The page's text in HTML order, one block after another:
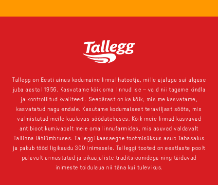
Tallegg on Eesti ainus kodumaine linnulihatootja, mille ajalugu sai alguse
juba aastal 1956. Kasvatame kõik oma linnud ise – vaid nii tagame kindla
ja kontrollitud kvaliteedi. Seepärast on ka kõik, mis me kasvatame,
kasvatatud nagu endale. Kasutame kodumaisest teraviljast sööta, mis
valmistatud meile kuuluvas söödatehases. Kõik meie linnud kasvavad
antibiootikumivabalt meie oma linnufarmides, mis asuvad valdavalt
Tallinna lähiümbruses. Talleggi kaasaegne tootmisüksus asub Tabasalus
ja pakub tööd ligikaudu 300 inimesele. Talleggi tooted on eestlaste poolt
palavalt armastatud ja pikaajaliste traditsioonidega ning täidavad
inimeste toidulaua nii täna kui tulevikus.